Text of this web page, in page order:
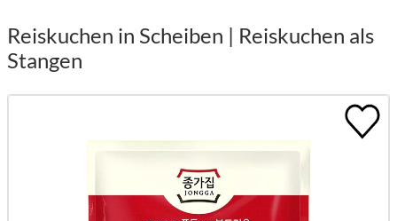
Reiskuchen in Scheiben | Reiskuchen als
Stangen